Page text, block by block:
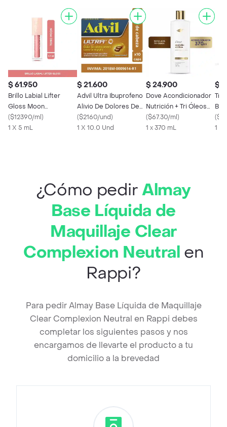
$ 61.950
Brillo Labial Lifter
Gloss Moon
Maybelline 5.4 mL
($12390/ml)
1 X 5 mL
$ 21.600
Advil Ultra Ibuprofeno
Alivio De Dolores De
Cabeza Severos X 10
($2160/und)
1 X 10.0 Und
$ 24.900
Dove Acondicionador
Nutrición + Tri Óleos
370 mL
($67.30/ml)
1 x 370 mL
$
(
1 X
¿Cómo pedirAlmay
Base Líquida de
Maquillaje Clear
Complexion Neutral en
Rappi?
Para pedir Almay Base Líquida de Maquillaje
Clear Complexion Neutral en Rappi debes
completar los siguientes pasos y nos
encargamos de llevarte el producto a tu
domicilio a la brevedad